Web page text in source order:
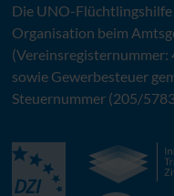
Die UNO-Flüchtlingshilfe
Organisation beim
sowie Gewerbesteuer
Steuernummer (205/